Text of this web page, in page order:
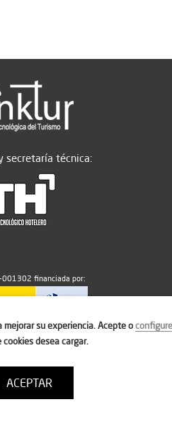
secretaría técnica:
001302 financiada por:
501100011033
Condiciones de uso
su experiencia. Acepte oconfigure
desea cargar.
ACEPTAR